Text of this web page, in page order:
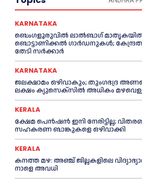
KARNATAKA
ബെംഗളൂരുവിൽ ലാൽബാഗ്
ബൊട്ടാണിക്കൽ ഗാർഡനുകൾ;
തേടി സർക്കാർ
KARNATAKA
ജലക്ഷാമം ഒഴിവാകും; തുംഗഭദ്ര
ലക്ഷം ക്യുസെക്സില്‍ അധികം
KERALA
ക്ഷേമ പെൻഷൻ ഇനി നേരിട്ടില്ല;
സഹകരണ ബാങ്കുകളെ ഒഴിവാക്കി
KERALA
കനത്ത മഴ: അഞ്ച് ജില്ലകളിലെ
നാളെ അവധി